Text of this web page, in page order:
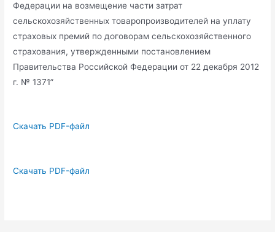
Федерации на возмещение части затрат
сельскохозяйственных товаропроизводителей на уплату
страховых премий по договорам сельскохозяйственного
страхования, утвержденными постановлением
Правительства Российской Федерации от 22 декабря 2012
г. № 1371”
Скачать PDF-файл
Скачать PDF-файл